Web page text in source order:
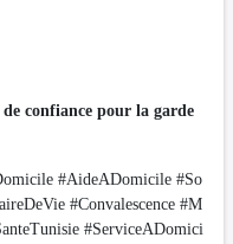
confiance pour la garde
#AideADomicile #So
#Convalescence #M
#ServiceADomici